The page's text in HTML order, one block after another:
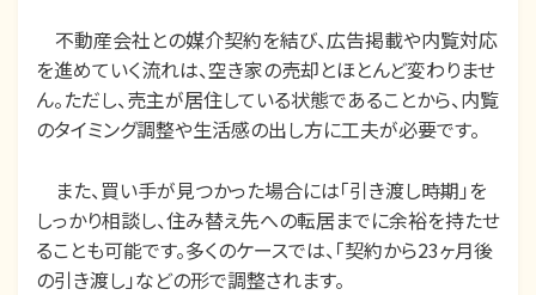
不動産会社との媒介契約を結び、広告掲載や内覧対応
を進めていく流れは、空き家の売却とほとんど変わりませ
ん。ただし、売主が居住している状態であることから、内覧
のタイミング調整や生活感の出し方に工夫が必要です。
また、買い手が見つかった場合には「引き渡し時期」を
しっかり相談し、住み替え先への転居までに余裕を持たせ
ることも可能です。多くのケースでは、「契約から23ヶ月後
の引き渡し」などの形で調整されます。